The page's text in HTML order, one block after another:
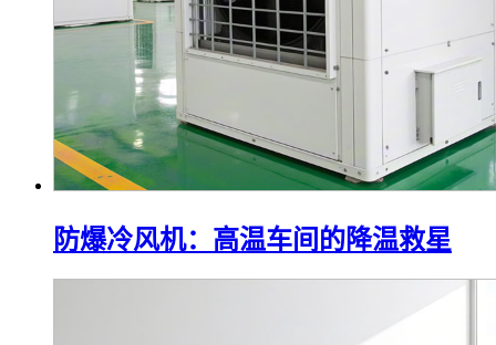
防爆冷风机：高温车间的降温救星